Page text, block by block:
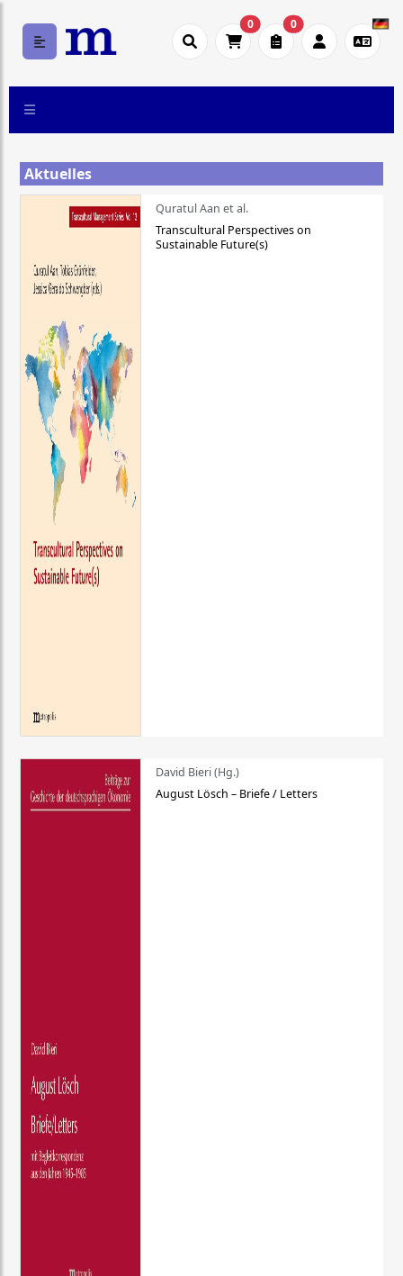
0 0
Aktuelles
Quratul Aan et al.
Transcultural Perspectives on
Sustainable Future(s)
David Bieri (Hg.)
August Lösch – Briefe / Letters